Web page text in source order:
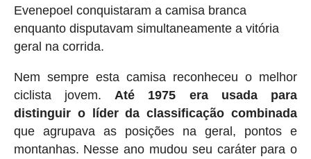
Evenepoel conquistaram a camisa branca
enquanto disputavam simultaneamente a vitória
geral na corrida.
Nem sempre esta camisa reconheceu o melhor
ciclista jovem. Até 1975 era usada para
distinguir o líder da classificação combinada
que agrupava as posições na geral, pontos e
montanhas. Nesse ano mudou seu caráter para o